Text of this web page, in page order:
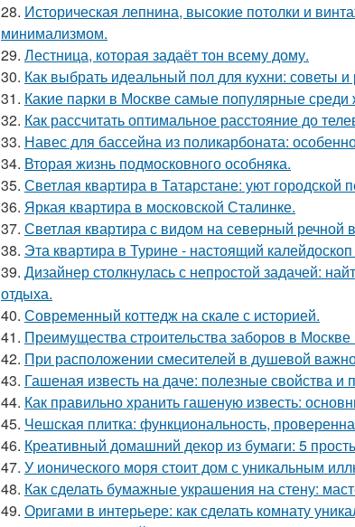
28. Историческая лепнина, высокие потолки и
минимализмом.
29. Лестница, которая задаёт тон всему дому.
30. Как выбрать идеальный пол для кухни: советы
31. Какие парки в Москве самые популярные среди
32. Как рассчитать оптимальное расстояние до
33. Навес для бассейна из поликарбоната:
34. Вторая жизнь подмосковного особняка.
35. Светлая квартира в Татарстане: уют городской
36. Яркая квартира в московской Сталинке.
37. Светлая квартира с видом на северный речной
38. Эта квартира в Турине - настоящий
39. Дизайнер столкнулась с непростой задачей:
отдыха.
40. Современный коттедж на скале с историей.
41. Преимущества строительства заборов в Москве
42. При расположении смесителей в душевой важно
43. Гашеная известь на даче: полезные свойства и
44. Как правильно хранить гашеную известь:
45. Чешская плитка: функциональность,
46. Креативный домашний декор из бумаги: 5
47. У ионического моря стоит дом с уникальным
48. Как сделать бумажные украшения на стену:
49. Оригами в интерьере: как сделать комнату